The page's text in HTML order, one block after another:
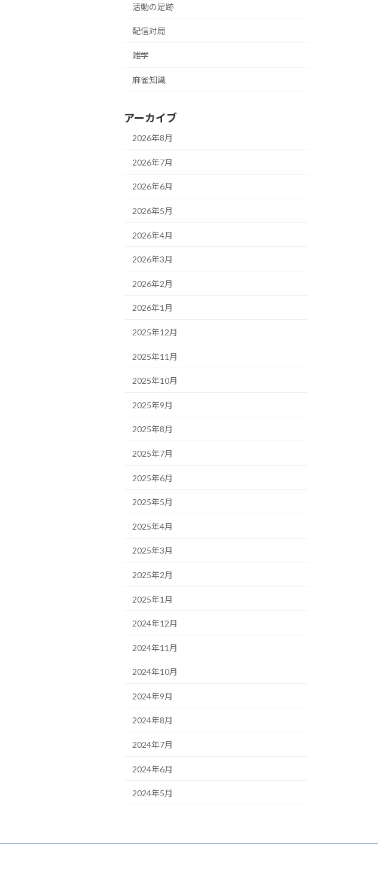
活動の足跡
配信対局
雑学
麻雀知識
アーカイブ
2026年8月
2026年7月
2026年6月
2026年5月
2026年4月
2026年3月
2026年2月
2026年1月
2025年12月
2025年11月
2025年10月
2025年9月
2025年8月
2025年7月
2025年6月
2025年5月
2025年4月
2025年3月
2025年2月
2025年1月
2024年12月
2024年11月
2024年10月
2024年9月
2024年8月
2024年7月
2024年6月
2024年5月